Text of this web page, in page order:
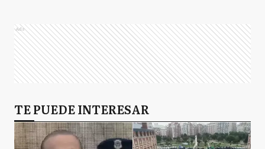
Ads
TE PUEDE INTERESAR